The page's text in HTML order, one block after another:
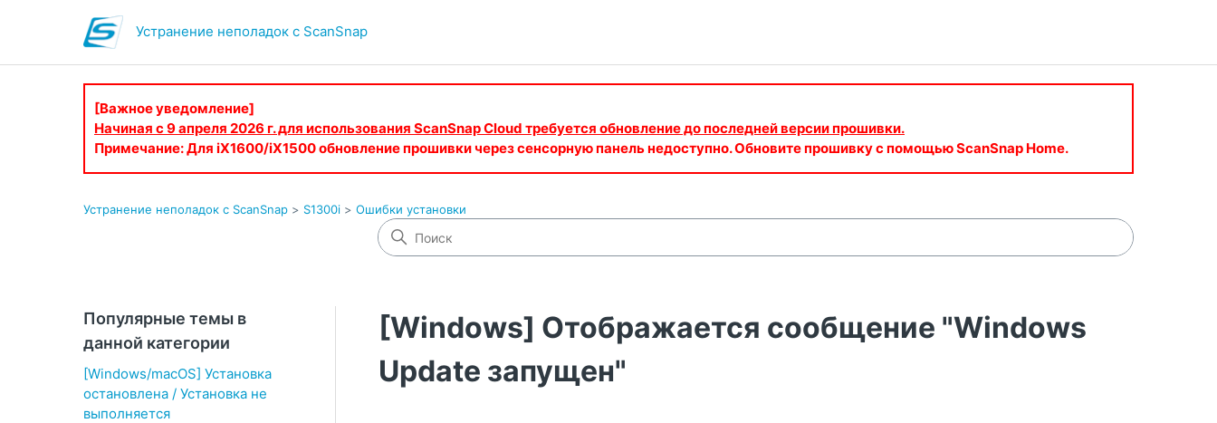
Устранение неполадок с ScanSnap
[Важное уведомление]
Начиная с 9 апреля 2026 г. для использования ScanSnap Cloud требуется обновление до последней версии прошивки.
Примечание: Для iX1600/iX1500 обновление прошивки через сенсорную панель недоступно. Обновите прошивку с помощью ScanSnap Home.
Устранение неполадок с ScanSnap S1300i Ошибки установки
Популярные темы в
данной категории
[Windows/macOS] Установка
остановлена / Установка не
выполняется
[Windows] Отображается сообщение "Windows
Update запущен"